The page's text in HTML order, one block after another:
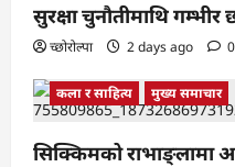
सुरक्षा चुनौतीमाथि
च्छोरोल्पा 2 days ago 0
कला र साहित्य मुख्य समाचार
सिक्किमको राभाङ्लामा